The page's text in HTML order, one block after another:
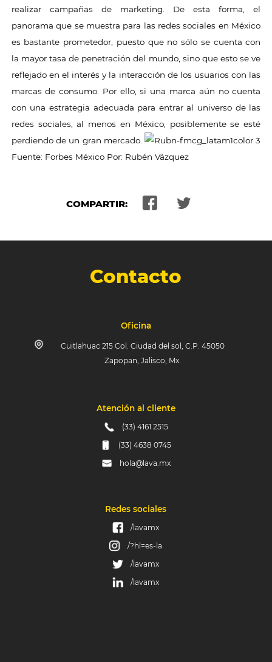
realizar campañas de marketing. De esta forma, el
panorama que se muestra para las redes sociales en México
es bastante prometedor, puesto que no sólo se cuenta con
la mayor tasa de penetración del mundo, sino que esto se ve
reflejado en el interés y la interacción de los usuarios con las
marcas de consumo. Por ello, si una marca aún no cuenta
con una estrategia adecuada para entrar al universo de las
redes sociales, al menos en México, posiblemente se esté
perdiendo de un gran mercado.
Fuente: Forbes México Por: Rubén Vázquez
COMPARTIR:
Contacto
Oficina
Cuitlahuac 215 Col. Ciudad del sol, C.P. 45050
Zapopan, Jalisco, Mx.
Atención al cliente
(33) 4161 2515
(33) 4638 0745
hola@lava.mx
Redes sociales
/lavamx
/?hl=es-la
/lavamx
/lavamx